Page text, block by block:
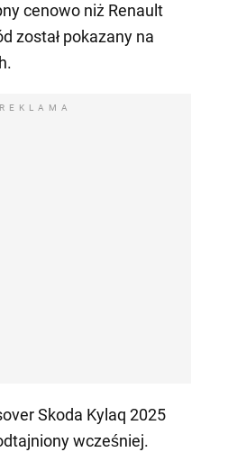
cenowo niż Renault
został pokazany na
REKLAMA
Skoda Kylaq 2025
wcześniej.